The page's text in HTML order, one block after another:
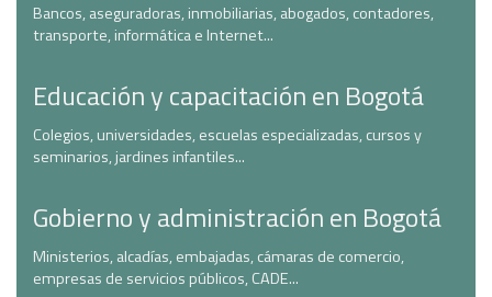
Bancos, aseguradoras, inmobiliarias, abogados, contadores,
transporte, informática e Internet...
Educación y capacitación en Bogotá
Colegios, universidades, escuelas especializadas, cursos y
seminarios, jardines infantiles...
Gobierno y administración en Bogotá
Ministerios, alcadías, embajadas, cámaras de comercio,
empresas de servicios públicos, CADE...